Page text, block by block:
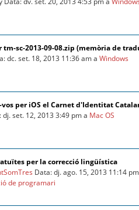
tm-sc-2013-09-08.zip (memòria de
dc. set. 18, 2013 11:36 am aWindows
vos per iOS el Carnet d'Identitat
dj. set. 12, 2013 3:49 pm a Mac OS
per la correcció lingüística
Data: dj. ago. 15, 2013 11:14
de programari